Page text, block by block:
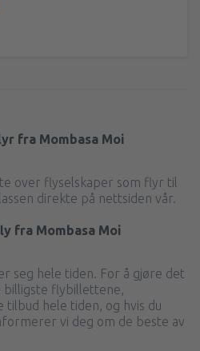
fra Mombasa Moi
over flyselskaper som flyr til
direkte på nettsiden vår.
fra Mombasa Moi
seg hele tiden. For å gjøre det
flybillettene,
hele tiden, og hvis du
vi deg om de beste av